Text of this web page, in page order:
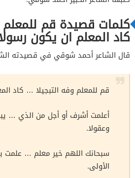
كلمات قصيدة قم للمعلم
كاد المعلم ان يكون
قال الشاعر أحمد شوقي في قصيدته
قم للمعلم وفه التبجيلا … كاد
أعلمت أشرف أو أجل من الذي …
وعقولا.
سبحانك اللهم خير معلم … علمت
الأولى.